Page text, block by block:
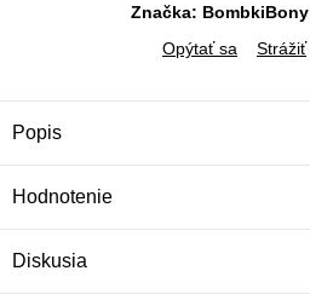
Značka: BombkiBony
Opýtať sa
Strážiť
Popis
Hodnotenie
Diskusia